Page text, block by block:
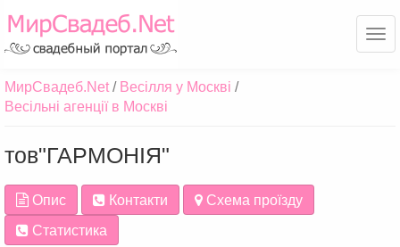
МирСвадеб.Net
Весілля у Москві
Весільні агенції в Москві
тов"ГАРМОНІЯ"
Опис Контакти
Схема проїзду
Статистика